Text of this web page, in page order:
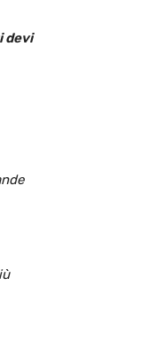
devi